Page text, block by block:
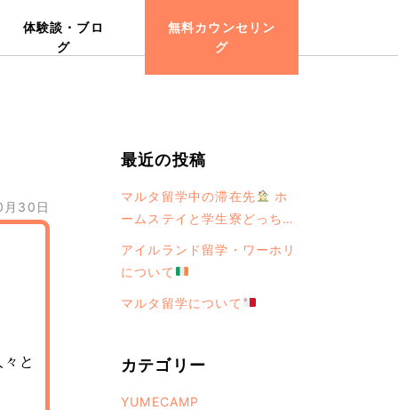
体験談・ブロ
グ
無料カウンセリン
グ
月30日
と
最近の投稿
マルタ留学中の滞在先
ホ
ームステイと学生寮どっちが
アイルランド留学・ワーホリ
について
マルタ留学について
カテゴリー
YUMECAMP